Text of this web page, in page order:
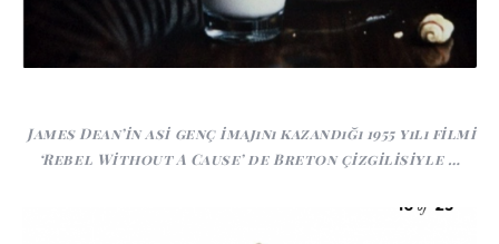
James Dean’in asi genç imajını kazandığı 1955 yılı filmi
‘Rebel Without A Cause’ de Breton çizgilisiyle …